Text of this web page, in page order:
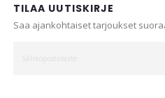
TILAA UUTISKIRJE
Saa ajankohtaiset tarjoukset